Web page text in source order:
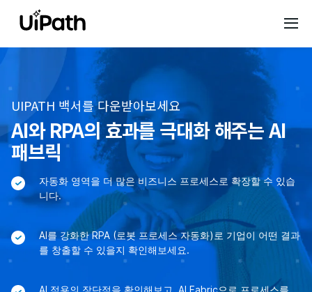
UIPATH 백서를 다운받아보세요
AI와 RPA의 효과를 극대화 해주는 AI
패브릭
자동화 영역을 더 많은 비즈니스 프로세스로 확장할 수 있습
니다.
AI를 강화한 RPA (로봇 프로세스 자동화)로 기업이 어떤 결과
를 창출할 수 있을지 확인해보세요.
AI 적용의 장단점을 확인해보고, AI Fabric으로 프로세스를